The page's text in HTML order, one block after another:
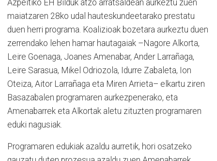
Azpeitiko EH Bilduk atzo arratsaldean aurkeztu zuen
maiatzaren 28ko udal hauteskundeetarako prestatu
duen herri programa. Koalizioak bozetara aurkeztu duen
zerrendako lehen hamar hautagaiak –Nagore Alkorta,
Leire Goenaga, Joanes Amenabar, Ander Larrañaga,
Leire Sarasua, Mikel Odriozola, Idurre Zabaleta, Ion
Oteiza, Aitor Larrañaga eta Miren Arrieta– elkartu ziren
Basazabalen programaren aurkezpenerako, eta
Amenabarrek eta Alkortak aletu zituzten programaren
eduki nagusiak.
Programaren edukiak azaldu aurretik, hori osatzeko